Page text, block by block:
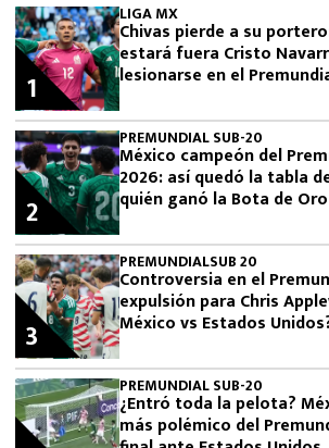
LIGA MX
Chivas pierde a su
estará fuera Cristo
lesionarse en el
1
PREMUNDIAL SUB-20
México campeón del
2026: así quedó la tabla
quién ganó la Bota de Oro
2
PREMUNDIALSUB 20
Controversia en el
expulsión para Chris
México vs Estados
3
PREMUNDIAL SUB-20
¿Entró toda la pelota?
más polémico del